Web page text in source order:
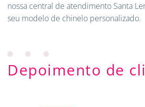
nossa central de atendimento Santa
seu modelo de chinelo personalizado.
Depoimento de